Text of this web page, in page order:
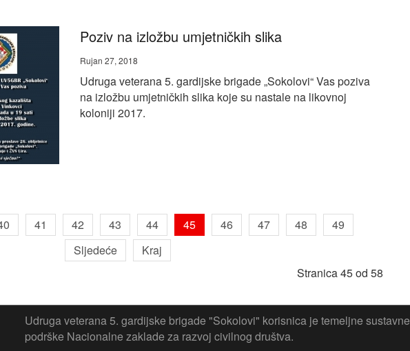
Poziv na izložbu umjetničkih slika
Rujan 27, 2018
Udruga veterana 5. gardijske brigade „Sokolovi“ Vas poziva
na izložbu umjetničkih slika koje su nastale na likovnoj
koloniji 2017.
41 42 43 44 45 46 47 48
49
Sljedeće
Kraj
Stranica 45 od 58
Udruga veterana 5. gardijske brigade "Sokolovi" korisnica je temeljne sustavne
podrške Nacionalne zaklade za razvoj civilnog društva.